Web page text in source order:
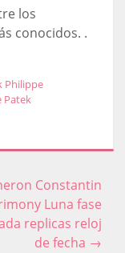
los
conocidos. .
Philippe
Patek
Constantin
Luna fase
replicas reloj
de fecha →